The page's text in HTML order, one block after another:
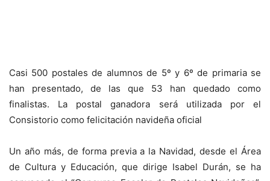
Casi 500 postales de alumnos de 5º y 6º de primaria se
han presentado, de las que 53 han quedado como
finalistas. La postal ganadora será utilizada por el
Consistorio como felicitación navideña oficial
Un año más, de forma previa a la Navidad, desde el Área
de Cultura y Educación, que dirige Isabel Durán, se ha